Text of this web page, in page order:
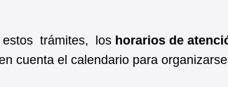
estos trámites, los horarios de
cuenta el calendario para